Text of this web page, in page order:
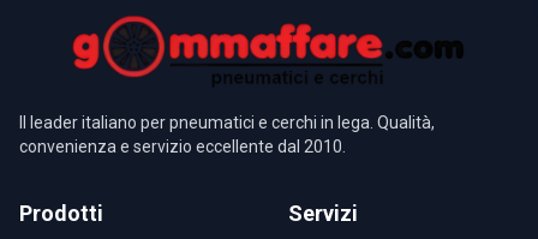
Il leader italiano per pneumatici e cerchi in lega. Qualità,
convenienza e servizio eccellente dal 2010.
Prodotti Servizi